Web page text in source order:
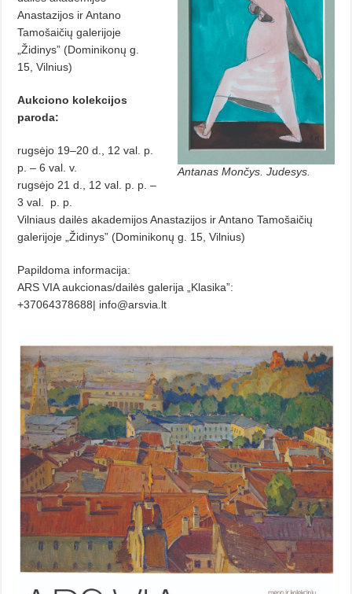
Antanas Mončys. Judesys.
Anastazijos ir Antano
Tamošaičių galerijoje
„Židinys” (Dominikonų g.
15, Vilnius)
Aukciono kolekcijos
paroda:
rugsėjo 19–20 d., 12 val. p.
p. – 6 val. v.
rugsėjo 21 d., 12 val. p. p. –
3 val.
p. p.
Vilniaus dailės akademijos Anastazijos ir Antano Tamošaičių
galerijoje „Židinys” (Dominikonų g. 15, Vilnius)
Papildoma informacija:
ARS VIA aukcionas/dailės galerija „Klasika”:
+37064378688| info@arsvia.lt